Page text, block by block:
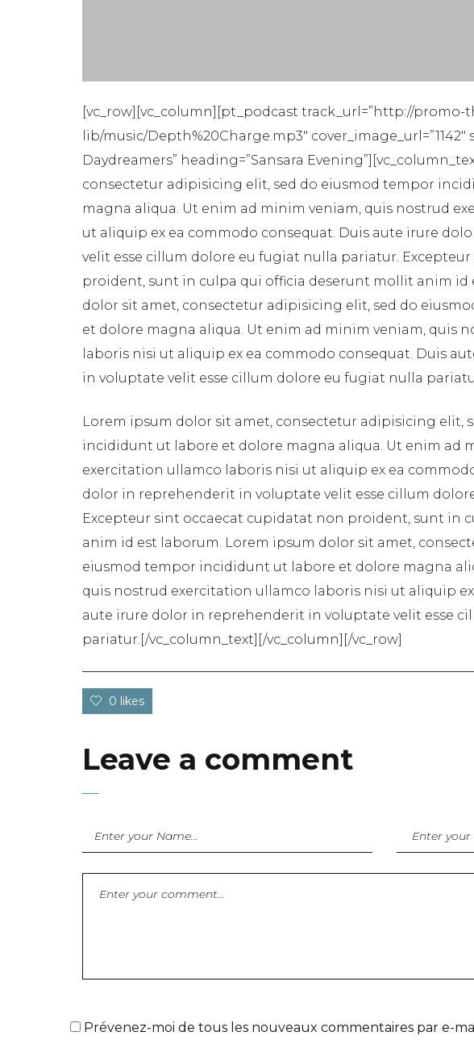
[vc_row][vc_column][pt_podcast track_url=”http://promo-
lib/music/Depth%20Charge.mp3″ cover_image_url=”1142″
Daydreamers” heading=”Sansara
consectetur adipisicing elit, sed do eiusmod tempor
magna aliqua. Ut enim ad minim veniam, quis nostrud
ut aliquip ex ea commodo consequat. Duis aute irure
velit esse cillum dolore eu fugiat nulla pariatur.
proident, sunt in culpa qui officia deserunt mollit anim id
dolor sit amet, consectetur adipisicing elit, sed do
et dolore magna aliqua. Ut enim ad minim veniam, quis
laboris nisi ut aliquip ex ea commodo consequat. Duis
in voluptate velit esse cillum dolore eu fugiat nulla
Lorem ipsum dolor sit amet, consectetur adipisicing elit,
incididunt ut labore et dolore magna aliqua. Ut enim ad
exercitation ullamco laboris nisi ut aliquip ex ea
dolor in reprehenderit in voluptate velit esse cillum
Excepteur sint occaecat cupidatat non proident, sunt in
anim id est laborum. Lorem ipsum dolor sit amet,
eiusmod tempor incididunt ut labore et dolore magna
quis nostrud exercitation ullamco laboris nisi ut aliquip
aute irure dolor in reprehenderit in voluptate velit esse
pariatur.[/vc_column_text][/vc_column][/vc_row]
0 likes
Leave a comment
Prévenez-moi de tous les nouveaux commentaires par e-